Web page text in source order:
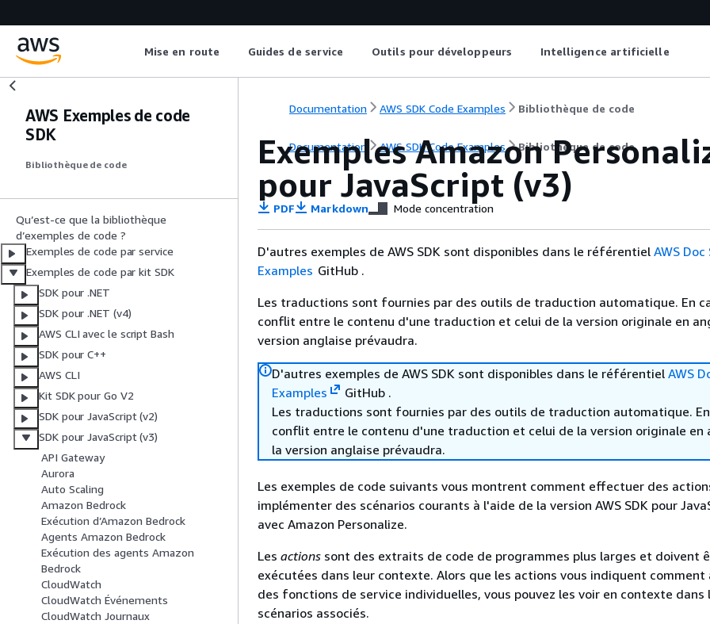
Mise en route Guides de service Outils pour développeurs Intelligence artificielle
AWS Exemples de code
SDK
Bibliothèque de code
Qu’est-ce que la bibliothèque
d’exemples de code ?
Exemples de code par service
Exemples de code par kit SDK
SDK pour .NET
SDK pour .NET (v4)
AWS CLI avec le script Bash
SDK pour C++
AWS CLI
Kit SDK pour Go V2
SDK pour JavaScript (v2)
SDK pour JavaScript (v3)
API Gateway
Aurora
Auto Scaling
Amazon Bedrock
Exécution d’Amazon Bedrock
Agents Amazon Bedrock
Exécution des agents Amazon
Bedrock
CloudWatch
CloudWatch Événements
CloudWatch Journaux
Documentation AWS SDK Code Examples Bibliothèque de code
Documentation AWS SDK Code Examples Bibliothèque de code
Exemples Amazon
pour JavaScript (v3)
PDF Markdown Mode concentration
D'autres exemples de AWS SDK sont disponibles dans le référentiel AWS Doc
Examples GitHub .
Les traductions sont fournies par des outils de traduction automatique. En
conflit entre le contenu d'une traduction et celui de la version originale en
version anglaise prévaudra.
D'autres exemples de AWS SDK sont disponibles dans le référentiel AWS
Examples
GitHub .
Les traductions sont fournies par des outils de traduction automatique.
conflit entre le contenu d'une traduction et celui de la version originale en
la version anglaise prévaudra.
Les exemples de code suivants vous montrent comment effectuer des
implémenter des scénarios courants à l'aide de la version AWS SDK pour
avec Amazon Personalize.
Les actions sont des extraits de code de programmes plus larges et doivent
exécutées dans leur contexte. Alors que les actions vous indiquent comment
des fonctions de service individuelles, vous pouvez les voir en contexte dans
scénarios associés.